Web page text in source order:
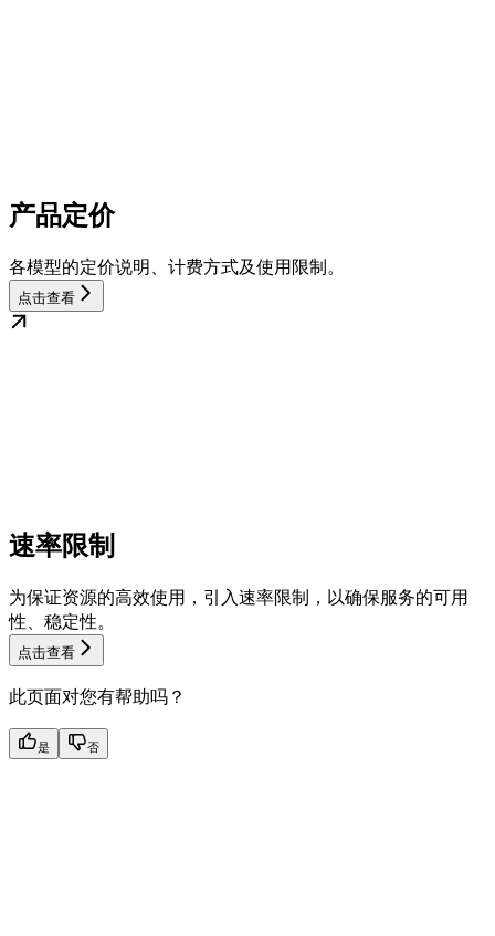
产品定价
各模型的定价说明、计费方式及使用限制。
点击查看
速率限制
为保证资源的高效使用，引入速率限制，以确保服务的可用
性、稳定性。
点击查看
此页面对您有帮助吗？
是 否